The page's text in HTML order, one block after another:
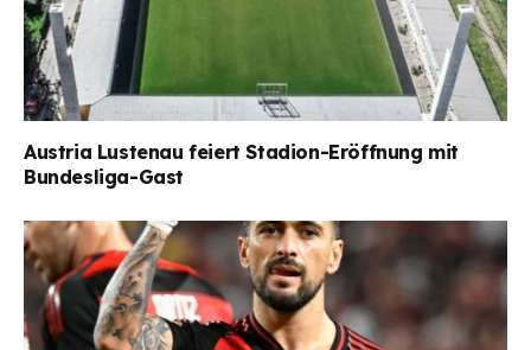
Austria Lustenau feiert Stadion-Eröffnung mit
Bundesliga-Gast